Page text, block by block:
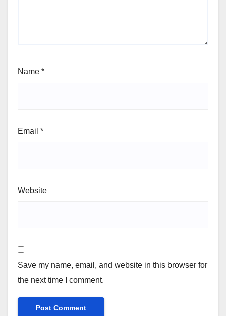
Name *
Email *
Website
Save my name, email, and website in this browser for
the next time I comment.